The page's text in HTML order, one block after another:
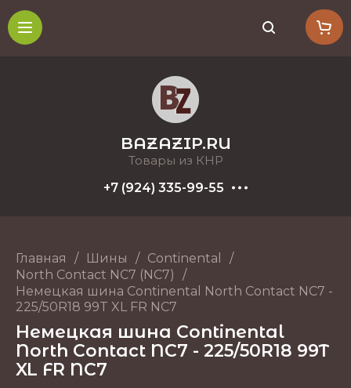
BAZAZIP.RU
Товары из КНР
+7 (924) 335-99-55
Главная / Шины / Continental
/
North Contact NC7 (NC7)
/
Немецкая шина Continental North Contact NC7 -
225/50R18 99T XL FR NC7
Немецкая шина Continental
North Contact NC7 - 225/50R18 99T
XL FR NC7